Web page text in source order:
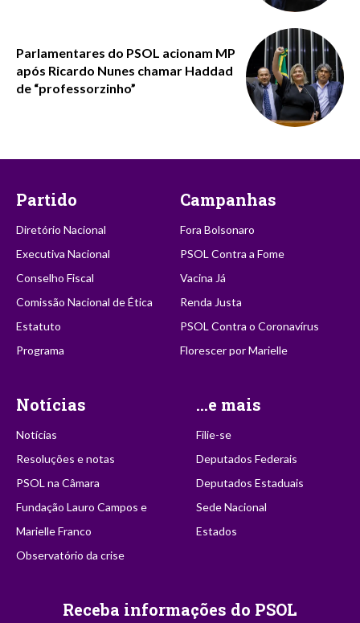
Parlamentares do PSOL acionam MP
após Ricardo Nunes chamar Haddad
de “professorzinho”
Partido
Diretório Nacional
Executiva Nacional
Conselho Fiscal
Comissão Nacional de Ética
Estatuto
Programa
Campanhas
Fora Bolsonaro
PSOL Contra a Fome
Vacina Já
Renda Justa
PSOL Contra o Coronavírus
Florescer por Marielle
Notícias
Notícias
Resoluções e notas
PSOL na Câmara
Fundação Lauro Campos e
Marielle Franco
Observatório da crise
...e mais
Filie-se
Deputados Federais
Deputados Estaduais
Sede Nacional
Estados
Receba informações do PSOL